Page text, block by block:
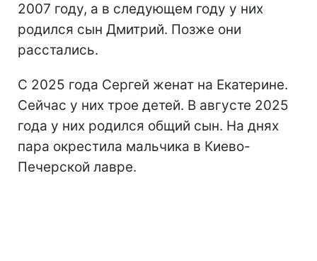
2007 году, а в следующем году у них
родился сын Дмитрий. Позже они
расстались.
С 2025 года Сергей женат на Екатерине.
Сейчас у них трое детей. В августе 2025
года у них родился общий сын. На днях
пара окрестила мальчика в Киево-
Печерской лавре.